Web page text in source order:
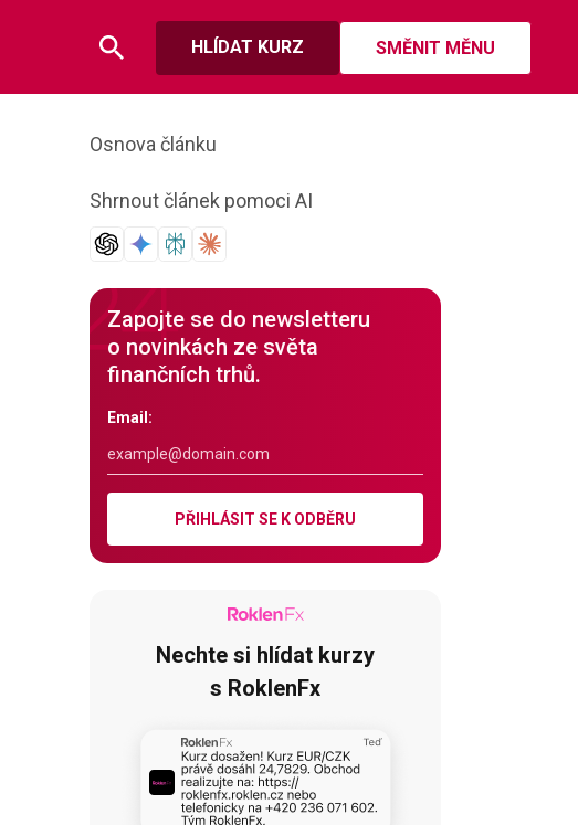
HLÍDAT KURZ SMĚNIT MĚNU
Osnova článku
Shrnout článek pomoci AI
Zapojte se do newsletteru
o novinkách ze světa
finančních trhů.
Email:
PŘIHLÁSIT SE K ODBĚRU
Nechte si hlídat kurzy
s RoklenFx